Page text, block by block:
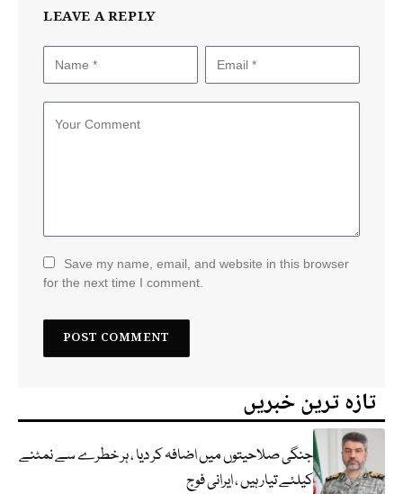
LEAVE A REPLY
Save my name, email, and website in this browser
for the next time I comment.
تازہ ترین خبریں
جنگی صلاحیتوں میں اضافہ کر دیا ، ہر خطرے سے نمٹنے
کیلئے تیار ہیں ، ایرانی فوج